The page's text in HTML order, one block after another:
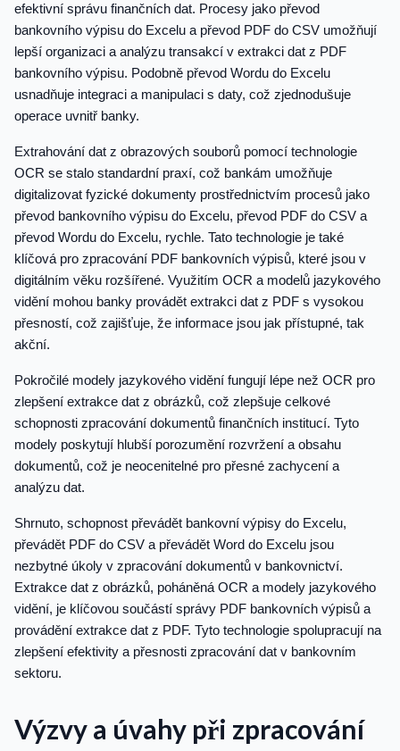
efektivní správu finančních dat. Procesy jako převod
bankovního výpisu do Excelu a převod PDF do CSV umožňují
lepší organizaci a analýzu transakcí v extrakci dat z PDF
bankovního výpisu. Podobně převod Wordu do Excelu
usnadňuje integraci a manipulaci s daty, což zjednodušuje
operace uvnitř banky.
Extrahování dat z obrazových souborů pomocí technologie
OCR se stalo standardní praxí, což bankám umožňuje
digitalizovat fyzické dokumenty prostřednictvím procesů jako
převod bankovního výpisu do Excelu, převod PDF do CSV a
převod Wordu do Excelu, rychle. Tato technologie je také
klíčová pro zpracování PDF bankovních výpisů, které jsou v
digitálním věku rozšířené. Využitím OCR a modelů jazykového
vidění mohou banky provádět extrakci dat z PDF s vysokou
přesností, což zajišťuje, že informace jsou jak přístupné, tak
akční.
Pokročilé modely jazykového vidění fungují lépe než OCR pro
zlepšení extrakce dat z obrázků, což zlepšuje celkové
schopnosti zpracování dokumentů finančních institucí. Tyto
modely poskytují hlubší porozumění rozvržení a obsahu
dokumentů, což je neocenitelné pro přesné zachycení a
analýzu dat.
Shrnuto, schopnost převádět bankovní výpisy do Excelu,
převádět PDF do CSV a převádět Word do Excelu jsou
nezbytné úkoly v zpracování dokumentů v bankovnictví.
Extrakce dat z obrázků, poháněná OCR a modely jazykového
vidění, je klíčovou součástí správy PDF bankovních výpisů a
provádění extrakce dat z PDF. Tyto technologie spolupracují na
zlepšení efektivity a přesnosti zpracování dat v bankovním
sektoru.
Výzvy a úvahy při zpracování